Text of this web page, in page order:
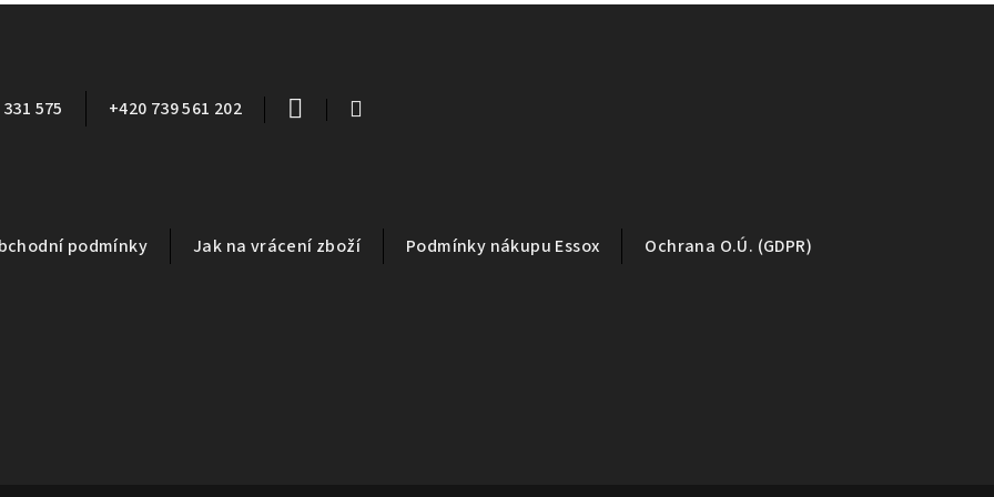
575 +420 739 561 202
podmínky Jak na vrácení zboží Podmínky nákupu Essox Ochrana O.Ú. (GDPR)